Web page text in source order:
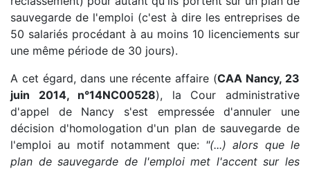
sauvegarde de l'emploi (c'est à dire les entreprises de
50 salariés procédant à au moins 10 licenciements sur
une même période de 30 jours).
A cet égard, dans une récente affaire (CAA Nancy, 23
juin 2014, n°14NC00528), la Cour administrative
d'appel de Nancy s'est empressée d'annuler une
décision d'homologation d'un plan de sauvegarde de
l'emploi au motif notamment que: "(...) alors que le
plan de sauvegarde de l'emploi met l'accent sur les